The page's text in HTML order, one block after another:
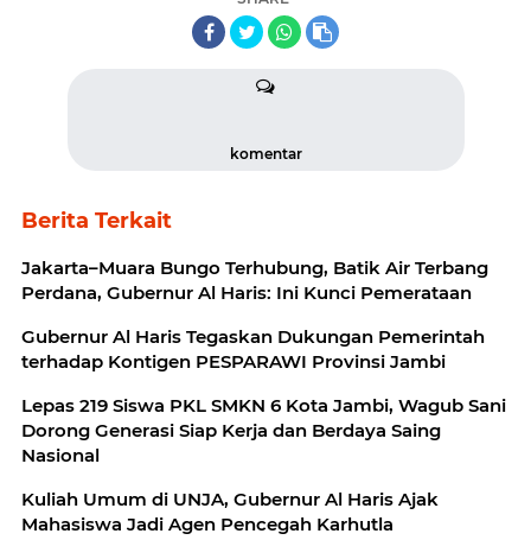
komentar
Berita Terkait
Jakarta–Muara Bungo Terhubung, Batik Air Terbang
Perdana, Gubernur Al Haris: Ini Kunci Pemerataan
Gubernur Al Haris Tegaskan Dukungan Pemerintah
terhadap Kontigen PESPARAWI Provinsi Jambi
Lepas 219 Siswa PKL SMKN 6 Kota Jambi, Wagub Sani
Dorong Generasi Siap Kerja dan Berdaya Saing
Nasional
Kuliah Umum di UNJA, Gubernur Al Haris Ajak
Mahasiswa Jadi Agen Pencegah Karhutla